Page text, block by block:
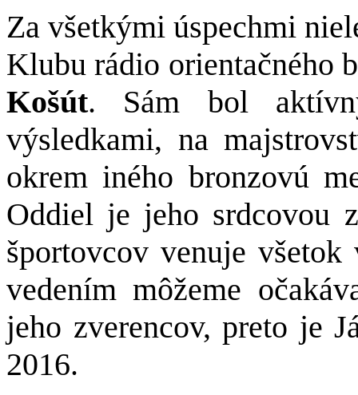
Za všetkými úspechmi
Klubu rádio orientačného
Košút. Sám bol
výsledkami, na
okrem iného bronzovú
Oddiel je jeho srdcovou
športovcov venuje
vedením môžeme
jeho zverencov, preto je
2016.